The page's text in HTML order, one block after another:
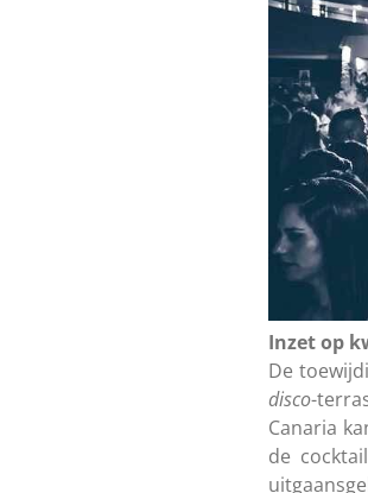
Inzet op
De
disco-
Canaria
de